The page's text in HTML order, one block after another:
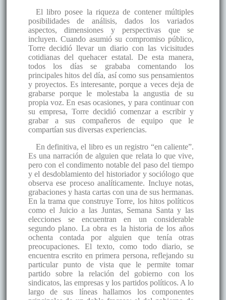
El libro posee la riqueza de contener múltiples
posibilidades de análisis, dados los variados
aspectos, dimensiones y perspectivas que se
incluyen. Cuando asumió su compromiso público,
Torre decidió llevar un diario con las vicisitudes
cotidianas del quehacer estatal. De esta manera,
todos los días se grababa comentando los
principales hitos del día, así como sus pensamientos
y proyectos. Es interesante, porque a veces deja de
grabarse porque le molestaba la angustia de su
propia voz. En esas ocasiones, y para continuar con
su empresa, Torre decidió comenzar a escribir y
grabar a sus compañeros de equipo que le
compartían sus diversas experiencias.
En definitiva, el libro es un registro “en caliente”.
Es una narración de alguien que relata lo que vive,
pero con el condimento notable del paso del tiempo
y el desdoblamiento del historiador y sociólogo que
observa ese proceso analíticamente. Incluye notas,
grabaciones y hasta cartas con una de sus hermanas.
En la trama que construye Torre, los hitos políticos
como el Juicio a las Juntas, Semana Santa y las
elecciones se encuentran en un considerable
segundo plano. La obra es la historia de los años
ochenta contada por alguien que tenía otras
preocupaciones. El texto, como todo diario, se
encuentra escrito en primera persona, reflejando su
particular punto de vista que le permite tomar
partido sobre la relación del gobierno con los
sindicatos, las empresas y los partidos políticos. A lo
largo de sus líneas hallamos los componentes